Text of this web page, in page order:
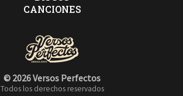
CANCIONES
© 2026 Versos Perfectos
Todos los derechos reservados